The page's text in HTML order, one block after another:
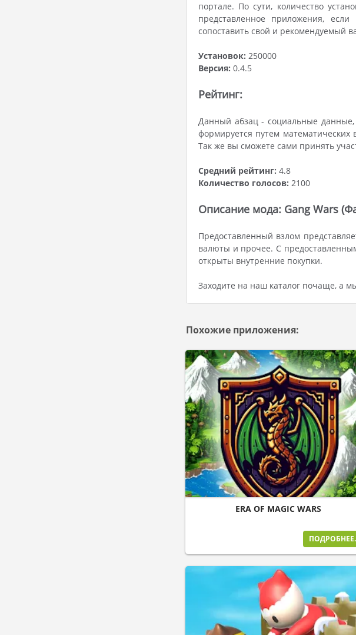
портале. По сути, количество
представленное приложения,
сопоставить свой и рекомендуемый
Установок: 250000
Версия: 0.4.5
Рейтинг:
Данный абзац - социальные данные,
формируется путем математических
Так же вы сможете сами принять
Средний рейтинг: 4.8
Количество голосов: 2100
Описание мода: Gang Wars
Предоставленный взлом
валюты и прочее. С
открыты внутренние покупки.
Заходите на наш каталог почаще, а
Похожие приложения:
ERA OF MAGIC WARS